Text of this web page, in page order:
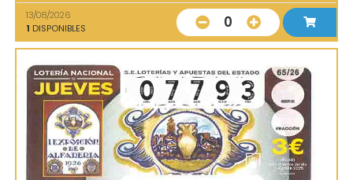
13/08/2026
1 DISPONIBLES 0